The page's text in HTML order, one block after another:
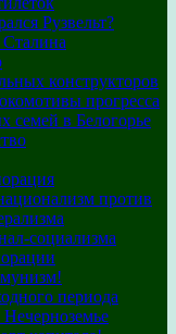
Рузвельт?
конструкторов
прогресса
семей в Белогорье
против
социализма
периода